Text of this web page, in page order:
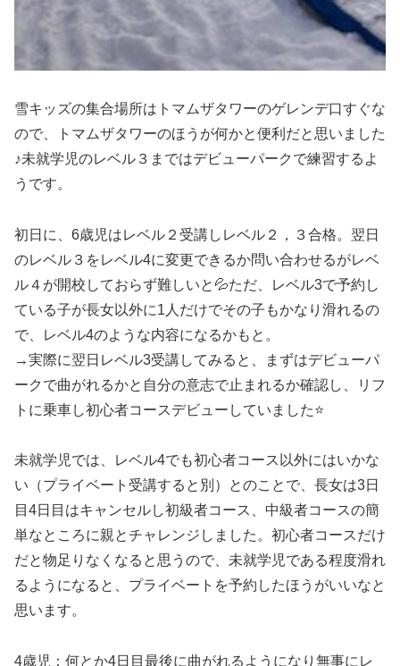
雪キッズの集合場所はトマムザタワーのゲレンデ口すぐな
ので、トマムザタワーのほうが何かと便利だと思いました
♪未就学児のレベル３まではデビューパークで練習するよ
うです。
初日に、6歳児はレベル２受講しレベル２，３合格。翌日
のレベル３をレベル4に変更できるか問い合わせるがレベ
ル４が開校しておらず難しいと💦ただ、レベル3で予約し
ている子が長女以外に1人だけでその子もかなり滑れるの
で、レベル4のような内容になるかもと。
→実際に翌日レベル3受講してみると、まずはデビューパ
ークで曲がれるかと自分の意志で止まれるか確認し、リフ
トに乗車し初心者コースデビューしていました⭐
未就学児では、レベル4でも初心者コース以外にはいかな
い（プライベート受講すると別）とのことで、長女は3日
目4日目はキャンセルし初級者コース、中級者コースの簡
単なところに親とチャレンジしました。初心者コースだけ
だと物足りなくなると思うので、未就学児である程度滑れ
るようになると、プライベートを予約したほうがいいなと
思います。
4歳児：何とか4日目最後に曲がれるようになり無事にレ